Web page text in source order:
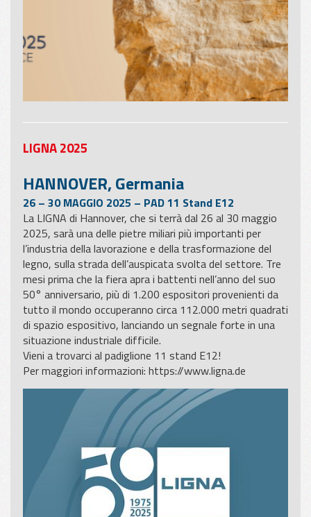
LIGNA 2025
HANNOVER, Germania
26 – 30 MAGGIO 2025 – PAD 11 Stand E12
La LIGNA di Hannover, che si terrà dal 26 al 30 maggio
2025, sarà una delle pietre miliari più importanti per
l’industria della lavorazione e della trasformazione del
legno, sulla strada dell’auspicata svolta del settore. Tre
mesi prima che la fiera apra i battenti nell’anno del suo
50° anniversario, più di 1.200 espositori provenienti da
tutto il mondo occuperanno circa 112.000 metri quadrati
di spazio espositivo, lanciando un segnale forte in una
situazione industriale difficile.
Vieni a trovarci al padiglione 11 stand E12!
Per maggiori informazioni: https://www.ligna.de